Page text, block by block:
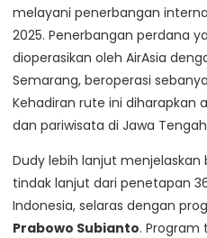
melayani penerbangan
2025. Penerbangan perdana
dioperasikan oleh AirAsia
Semarang, beroperasi
Kehadiran rute ini diharapkan
dan pariwisata di Jawa
Dudy lebih lanjut
tindak lanjut dari penetapan
Indonesia, selaras dengan
Prabowo Subianto.